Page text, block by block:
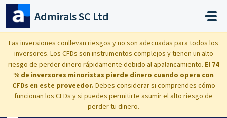
Saltar al contenido principal
Admirals SC Ltd
Las inversiones conllevan riesgos y no son adecuadas para todos los
inversores. Los CFDs son instrumentos complejos y tienen un alto
riesgo de perder dinero rápidamente debido al apalancamiento. El 74
% de inversores minoristas pierde dinero cuando opera con
CFDs en este proveedor. Debes considerar si comprendes cómo
funcionan los CFDs y si puedes permitirte asumir el alto riesgo de
perder tu dinero.
Inicio Base de conocimientos
Trading: instrumentos, condiciones, cálculos
Tipos de cuentas
Tipos de cuentas (2)